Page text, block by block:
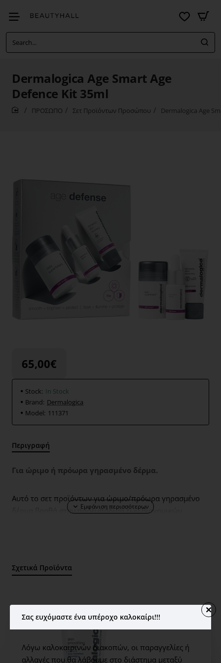
Σας ευχόμαστε ένα υπέροχο καλοκαίρι!!!
Λόγω καλοκαιρινών διακοπών, οι παραγγελίες ή
αλλαγές που θα λάβουμε στο διάστημα μεταξύ
Search...
Dermalogica Age Smart Age
Defence Kit 35ml
ΠΡΟΣΩΠΟ Σετ Προϊόντων Προσώπου Dermalogica Age
65,00€
Stock: In Stock
Brand: Dermalogica
Model: 111371
Περιγραφή
Για ώριμο ή πρόωρα γηρασμένο δέρμα.
Αυτό το σετ προϊόντων για ώριμο/πρόωρα γηρασμένο
δέρμα βοηθά στην παρεμπόδιση των βιοχημικών
(απολεπιστική πούδρα που δρα κατά της ατμοσφαιρικής
Σχετικά Προϊόντα